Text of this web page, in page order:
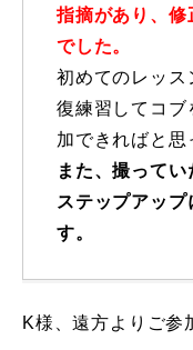
インストラクター一覧
コブレッスン参加の
よくある質問
レッスン周辺に関して
指摘があり、修
でした。
初めてのレッス
復練習してコブ
加できればと思
また、撮って
ステップアップ
す。
K様、遠方よりご参